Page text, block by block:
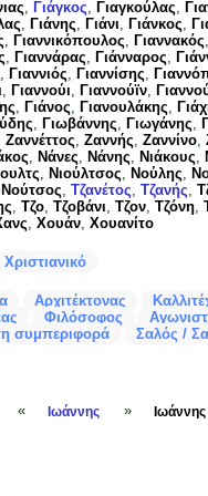
, Γιάγκος, Γιαγκούλας,
, Γιάνης, Γιάνι, Γιάνκος,
, Γιαννικόπουλος, Γιαννακός,
, Γιαννάρας, Γιάνναρος,
, Γιαννιός, Γιαννίσης,
, Γιαννούι, Γιαννούϊν,
, Γιάνος, Γιανουλάκης,
, Γιωβάννης, Γιωγάνης,
Ζαννέττος, Ζαννής, Ζαννίνο,
, Νάνες, Νάνης, Νιάκους,
, Νιούλτσος, Νούλης,
Νούτσος, Τζανέτος, Τζανής,
, Τζο, Τζοβάνι, Τζον, Τζόνη,
, Χουάν, Χουανίτο
Χριστιανικό
Αρχιτέκτονας
Φιλόσοφος
συμπεριφορά
Σαλός /
« Ιωάννης » Ιωάννης